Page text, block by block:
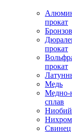
прокат
прокат
прокат
Медь
Медно-
сплав
Ниобий
Нихром
Свинец